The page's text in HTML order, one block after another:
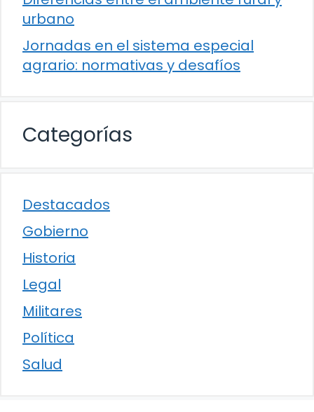
urbano
Jornadas en el sistema especial
agrario: normativas y desafíos
Categorías
Destacados
Gobierno
Historia
Legal
Militares
Política
Salud